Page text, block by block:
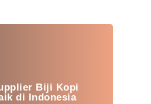
Biji Kopi
di Indonesia